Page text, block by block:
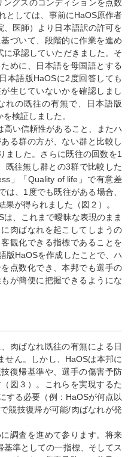
グスのコンディションを点数
としては、事前にHaOS原作者
、医師）より日本語訳の許可を
づいて、段階的に作業を進め
に承認していただきました。そ
めに、日本語を母国語とする
本語版HaOSに2度回答しても
生じていないかを確認しまし
れの既往の有無で、日本語版
検証しました。
い信頼性があること、またハ
る群の方が、ない群と比較し
ました。さらに既往の回数を1
既往無し群との3群で比較した
」「Quality of life」で有意差
、1度でも既往がある場合、
が得られました（図２）。
、これまで曖昧な表現のまま
肉ばなれを起こしてしまうの
観化できる指標であることを
版HaOSを作成したことで、ハ
点数化でき、本邦でも選手の
が簡便に把握できるようにな
肉ばなれ既往の有無による日
せん。しかし、HaOSは本邦に
復帰基準や、選手の傷害予防
図３）。これらを実現するた
する必要（例：HaOSが何点以
競技復帰が可能/肉ばなれが発
調査を進めて参ります。将来
準としての一指標、そしてス